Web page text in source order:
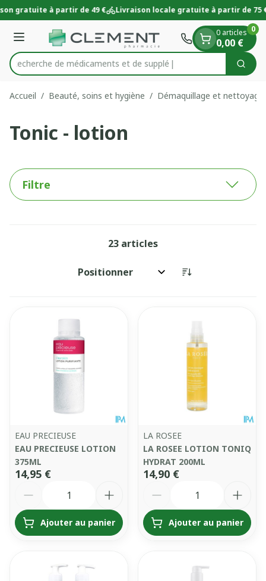
Aller au contenu
1 de 1
gratuite à partir de 49 € Livraison locale gratuite à partir de 75 €
Menu
Rechercher
Recherche de médica
0 articles
0,00 €
0
Accueil / Beauté, soins et hygiène / Démaquillage et nettoyage
Tonic - lotion
Filtre
23 articles
Trier par:
EAU PRECIEUSE
EAU PRECIEUSE LOTION
375ML
14,95 €
Ajouter au panier
LA ROSEE
LA ROSEE LOTION TONIQ
HYDRAT 200ML
14,90 €
Ajouter au panier